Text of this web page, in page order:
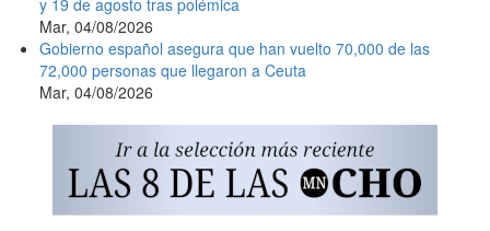
y 19 de agosto tras polémica
Mar, 04/08/2026
Gobierno español asegura que han vuelto 70,000 de las
72,000 personas que llegaron a Ceuta
Mar, 04/08/2026